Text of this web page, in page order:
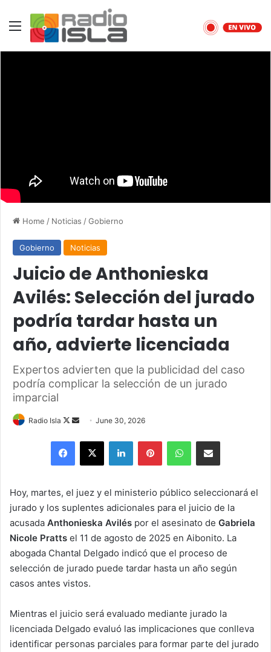
Menu
Home / Noticias /Gobierno
Gobierno Noticias
Juicio de Anthonieska
Avilés: Selección del jurado
podría tardar hasta un
año, advierte licenciada
Expertos advierten que la publicidad del caso
podría complicar la selección de un jurado
imparcial
Radio Isla
Follow
Send
email
June 30, 2026
Facebook
X LinkedInPinterestWhatsAppShare via Email
Hoy, martes, el juez y el ministerio público seleccionará el
jurado y los suplentes adicionales para el juicio de la
acusada Anthonieska Avilés por el asesinato de Gabriela
Nicole Pratts el 11 de agosto de 2025 en Aibonito. La
abogada Chantal Delgado indicó que el proceso de
selección de jurado puede tardar hasta un año según
casos antes vistos.
Mientras el juicio será evaluado mediante jurado la
licenciada Delgado evaluó las implicaciones que conlleva
identificar personas parciales para formar parte del jurado